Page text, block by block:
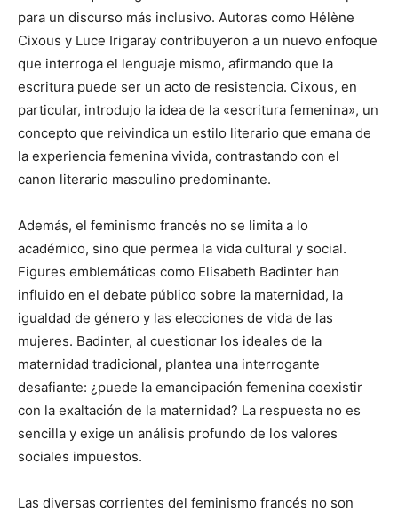
para un discurso más inclusivo. Autoras como Hélène
Cixous y Luce Irigaray contribuyeron a un nuevo enfoque
que interroga el lenguaje mismo, afirmando que la
escritura puede ser un acto de resistencia. Cixous, en
particular, introdujo la idea de la «escritura femenina», un
concepto que reivindica un estilo literario que emana de
la experiencia femenina vivida, contrastando con el
canon literario masculino predominante.
Además, el feminismo francés no se limita a lo
académico, sino que permea la vida cultural y social.
Figures emblemáticas como Elisabeth Badinter han
influido en el debate público sobre la maternidad, la
igualdad de género y las elecciones de vida de las
mujeres. Badinter, al cuestionar los ideales de la
maternidad tradicional, plantea una interrogante
desafiante: ¿puede la emancipación femenina coexistir
con la exaltación de la maternidad? La respuesta no es
sencilla y exige un análisis profundo de los valores
sociales impuestos.
Las diversas corrientes del feminismo francés no son